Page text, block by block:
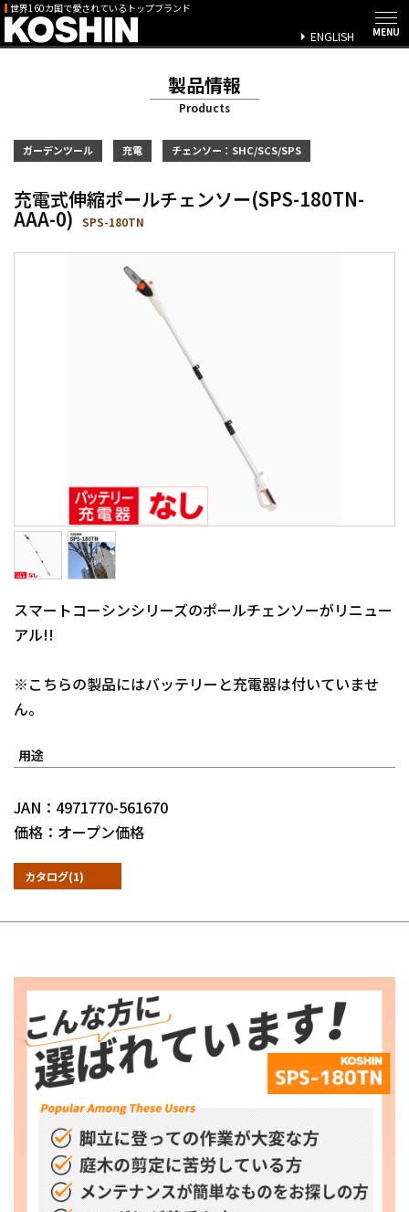
世界160カ国で愛されているトップブランド
ENGLISH
製品情報
Products
ガーデンツール 充電 チェンソー：SHC/SCS/SPS
充電式伸縮ポールチェンソー(SPS-180TN-
AAA-0) SPS-180TN
スマートコーシンシリーズのポールチェンソーがリニュー
アル!!
※こちらの製品にはバッテリーと充電器は付いていませ
ん。
用途
JAN：4971770-561670
価格：オープン価格
カタログ(1)